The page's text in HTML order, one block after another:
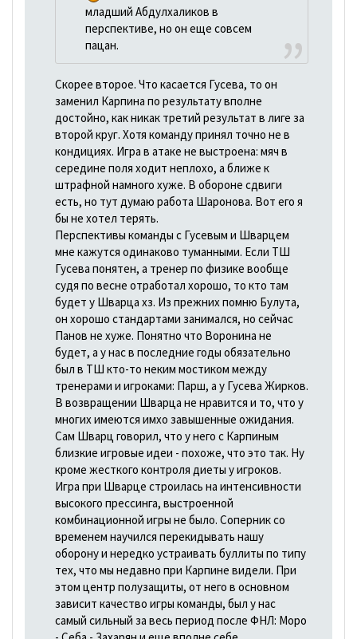
младший Абдулхаликов в
перспективе, но он еще совсем
пацан.
Скорее второе. Что касается Гусева, то он
заменил Карпина по результату вполне
достойно, как никак третий результат в лиге за
второй круг. Хотя команду принял точно не в
кондициях. Игра в атаке не выстроена: мяч в
середине поля ходит неплохо, а ближе к
штрафной намного хуже. В обороне сдвиги
есть, но тут думаю работа Шаронова. Вот его я
бы не хотел терять.
Перспективы команды с Гусевым и Шварцем
мне кажутся одинаково туманными. Если ТШ
Гусева понятен, а тренер по физике вообще
судя по весне отработал хорошо, то кто там
будет у Шварца хз. Из прежних помню Булута,
он хорошо стандартами занимался, но сейчас
Панов не хуже. Понятно что Воронина не
будет, а у нас в последние годы обязательно
был в ТШ кто-то неким мостиком между
тренерами и игроками: Парш, а у Гусева Жирков.
В возвращении Шварца не нравится и то, что у
многих имеются имхо завышенные ожидания.
Сам Шварц говорил, что у него с Карпиным
близкие игровые идеи - похоже, что это так. Ну
кроме жесткого контроля диеты у игроков.
Игра при Шварце строилась на интенсивности
высокого прессинга, выстроенной
комбинационной игры не было. Соперник со
временем научился перекидывать нашу
оборону и нередко устраивать буллиты по типу
тех, что мы недавно при Карпине видели. При
этом центр полузащиты, от него в основном
зависит качество игры команды, был у нас
самый сильный за весь период после ФНЛ: Моро